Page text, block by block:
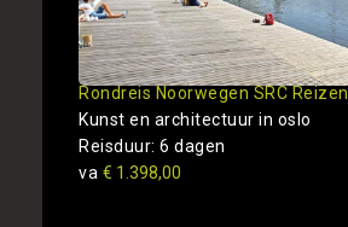
Rondreis Noorwegen SRC Reizen
Kunst en architectuur in oslo
Reisduur: 6 dagen
va € 1.398,00